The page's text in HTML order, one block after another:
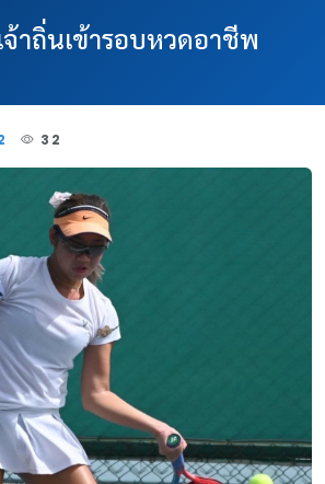
าถิ่นเข้ารอบหวดอาชีพ
32